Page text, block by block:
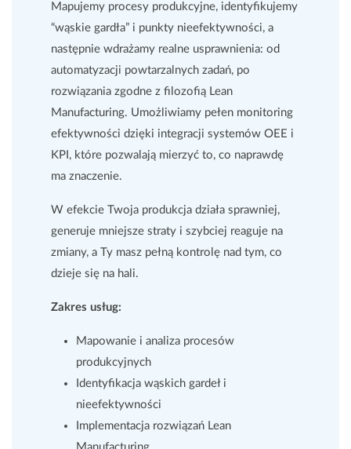
Mapujemy procesy produkcyjne, identyfikujemy
“wąskie gardła” i punkty nieefektywności, a
następnie wdrażamy realne usprawnienia: od
automatyzacji powtarzalnych zadań, po
rozwiązania zgodne z filozofią Lean
Manufacturing. Umożliwiamy pełen monitoring
efektywności dzięki integracji systemów OEE i
KPI, które pozwalają mierzyć to, co naprawdę
ma znaczenie.
W efekcie Twoja produkcja działa sprawniej,
generuje mniejsze straty i szybciej reaguje na
zmiany, a Ty masz pełną kontrolę nad tym, co
dzieje się na hali.
Zakres usług:
Mapowanie i analiza procesów
produkcyjnych
Identyfikacja wąskich gardeł i
nieefektywności
Implementacja rozwiązań Lean